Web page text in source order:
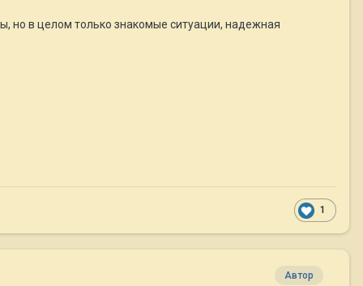
но в целом только знакомые ситуации, надежная
1
Автор